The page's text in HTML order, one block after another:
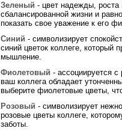
Зеленый - цвет надежды, роста
сбалансированной жизни и
показать свое уважение к его
Синий - символизирует
синий цветок коллеге, который
мышление.
Фиолетовый - ассоциируется
ваш коллега обладает
выберите фиолетовые цветы,
Розовый - символизирует
розовые цветы коллеге,
заботы.